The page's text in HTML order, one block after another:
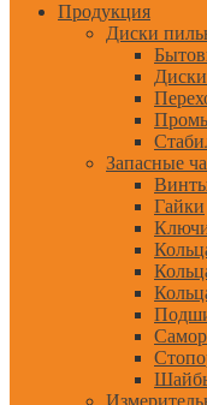
Продукция
Диски
Запасные
Гайки